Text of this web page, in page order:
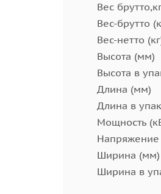
Вес
Вес-брутто
Вес-нетто
Высота (мм)
Высота в
Длина (мм)
Длина в
Мощность
Напряжение
Ширина (мм)
Ширина в